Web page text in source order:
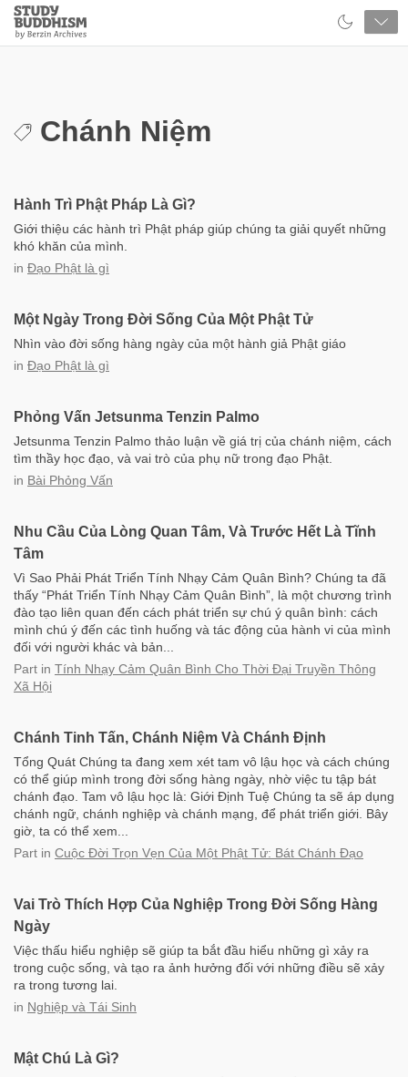
Close
Study
Buddhism
Chánh Niệm
Hành Trì Phật Pháp Là Gì?
Giới thiệu các hành trì Phật pháp giúp chúng ta giải quyết những
khó khăn của mình.
in Đạo Phật là gì
Một Ngày Trong Đời Sống Của Một Phật Tử
Nhìn vào đời sống hàng ngày của một hành giả Phật giáo
in Đạo Phật là gì
Phỏng Vấn Jetsunma Tenzin Palmo
Jetsunma Tenzin Palmo thảo luận về giá trị của chánh niệm, cách
tìm thầy học đạo, và vai trò của phụ nữ trong đạo Phật.
in Bài Phỏng Vấn
Nhu Cầu Của Lòng Quan Tâm, Và Trước Hết Là Tĩnh
Tâm
Vì Sao Phải Phát Triển Tính Nhạy Cảm Quân Bình? Chúng ta đã
thấy “Phát Triển Tính Nhạy Cảm Quân Bình”, là một chương trình
đào tạo liên quan đến cách phát triển sự chú ý quân bình: cách
mình chú ý đến các tình huống và tác động của hành vi của mình
đối với người khác và bản...
Part in Tính Nhạy Cảm Quân Bình Cho Thời Đại Truyền Thông
Xã Hội
Chánh Tinh Tấn, Chánh Niệm Và Chánh Định
Tổng Quát Chúng ta đang xem xét tam vô lậu học và cách chúng
có thể giúp mình trong đời sống hàng ngày, nhờ việc tu tập bát
chánh đạo. Tam vô lậu học là: Giới Định Tuệ Chúng ta sẽ áp dụng
chánh ngữ, chánh nghiệp và chánh mạng, để phát triển giới. Bây
giờ, ta có thể xem...
Part in Cuộc Đời Trọn Vẹn Của Một Phật Tử: Bát Chánh Đạo
Vai Trò Thích Hợp Của Nghiệp Trong Đời Sống Hàng
Ngày
Việc thấu hiểu nghiệp sẽ giúp ta bắt đầu hiểu những gì xảy ra
trong cuộc sống, và tạo ra ảnh hưởng đối với những điều sẽ xảy
ra trong tương lai.
in Nghiệp và Tái Sinh
Mật Chú Là Gì?